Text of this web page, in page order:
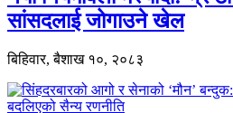
सांसदलाई जोगाउने खेल
बिहिवार, बैशाख १०, २०८३